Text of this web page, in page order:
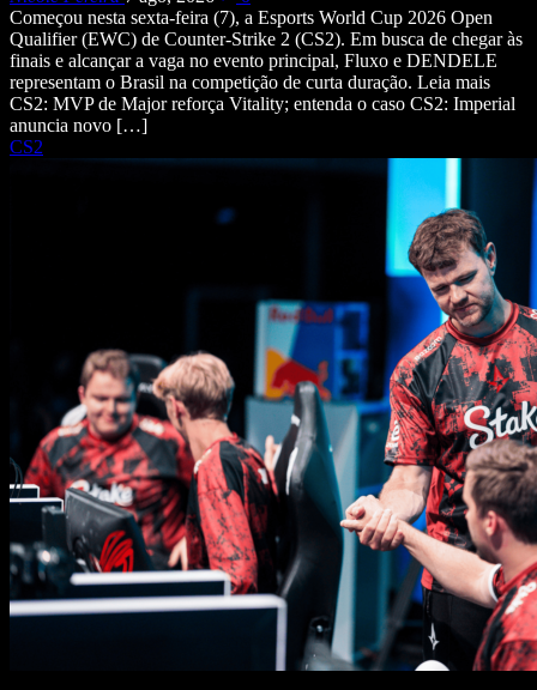
Começou nesta sexta-feira (7), a Esports World Cup 2026 Open
Qualifier (EWC) de Counter-Strike 2 (CS2). Em busca de chegar às
finais e alcançar a vaga no evento principal, Fluxo e DENDELE
representam o Brasil na competição de curta duração. Leia mais
CS2: MVP de Major reforça Vitality; entenda o caso CS2: Imperial
anuncia novo […]
CS2